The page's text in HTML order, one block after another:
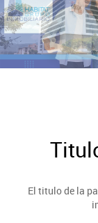
El titulo de la